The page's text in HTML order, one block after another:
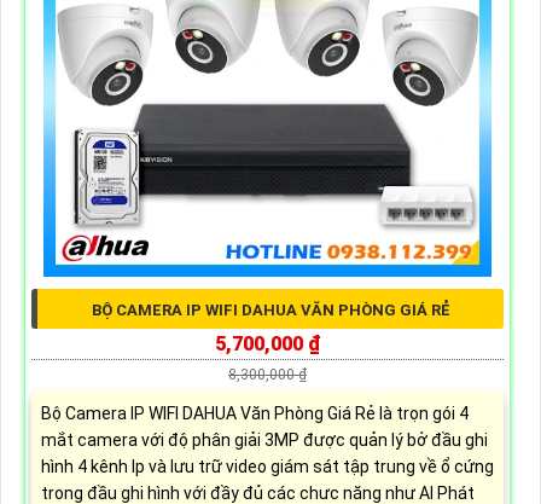
BỘ CAMERA IP WIFI DAHUA VĂN PHÒNG GIÁ RẺ
5,700,000 ₫
8,300,000 ₫
Bộ Camera IP WIFI DAHUA Văn Phòng Giá Rẻ là trọn gói 4
mắt camera với độ phân giải 3MP được quản lý bở đầu ghi
hình 4 kênh Ip và lưu trữ video giám sát tập trung về ổ cứng
trong đầu ghi hình với đầy đủ các chưc năng như AI Phát